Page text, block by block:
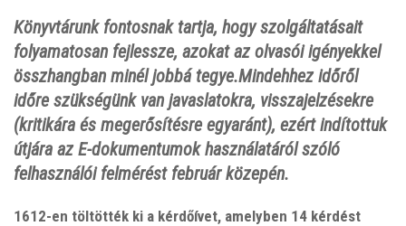
Könyvtárunk fontosnak tartja, hogy szolgáltatásait
folyamatosan fejlessze, azokat az olvasói igényekkel
összhangban minél jobbá tegye.Mindehhez időről
időre szükségünk van javaslatokra, visszajelzésekre
(kritikára és megerősítésre egyaránt), ezért indítottuk
útjára az E-dokumentumok használatáról szóló
felhasználói felmérést február közepén.
1612-en töltötték ki a kérdőívet, amelyben 14 kérdést